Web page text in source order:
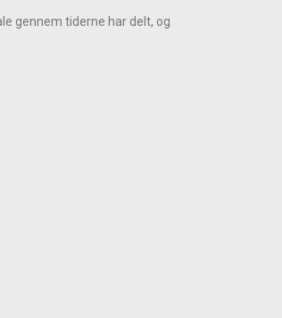
gennem tiderne har delt, og